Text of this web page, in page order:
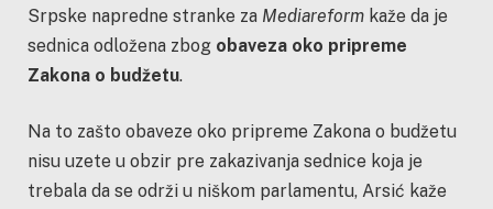
Srpske napredne stranke za Mediareform kaže da je
sednica odložena zbog obaveza oko pripreme
Zakona o budžetu.
Na to zašto obaveze oko pripreme Zakona o budžetu
nisu uzete u obzir pre zakazivanja sednice koja je
trebala da se održi u niškom parlamentu, Arsić kaže